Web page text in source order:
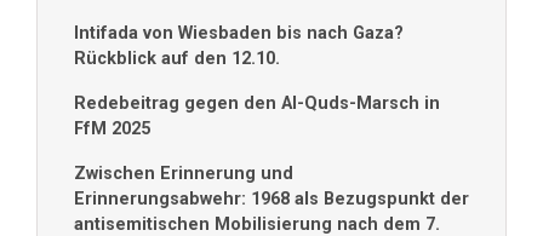
Intifada von Wiesbaden bis nach Gaza?
Rückblick auf den 12.10.
Redebeitrag gegen den Al-Quds-Marsch in
FfM 2025
Zwischen Erinnerung und
Erinnerungsabwehr: 1968 als Bezugspunkt der
antisemitischen Mobilisierung nach dem 7.